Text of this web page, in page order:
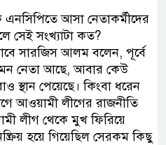
আসা নেতাকর্মীদের
সেই সংখ্যাটা কত?
সারজিস আলম বলেন, পূর্বে
নেতা আছে, আবার কেউ
স্থান পেয়েছে। কিংবা ধরেন
আওয়ামী লীগের রাজনীতি
লীগ থেকে মুখ ফিরিয়ে
হয়ে গিয়েছিল সেরকম কিছু